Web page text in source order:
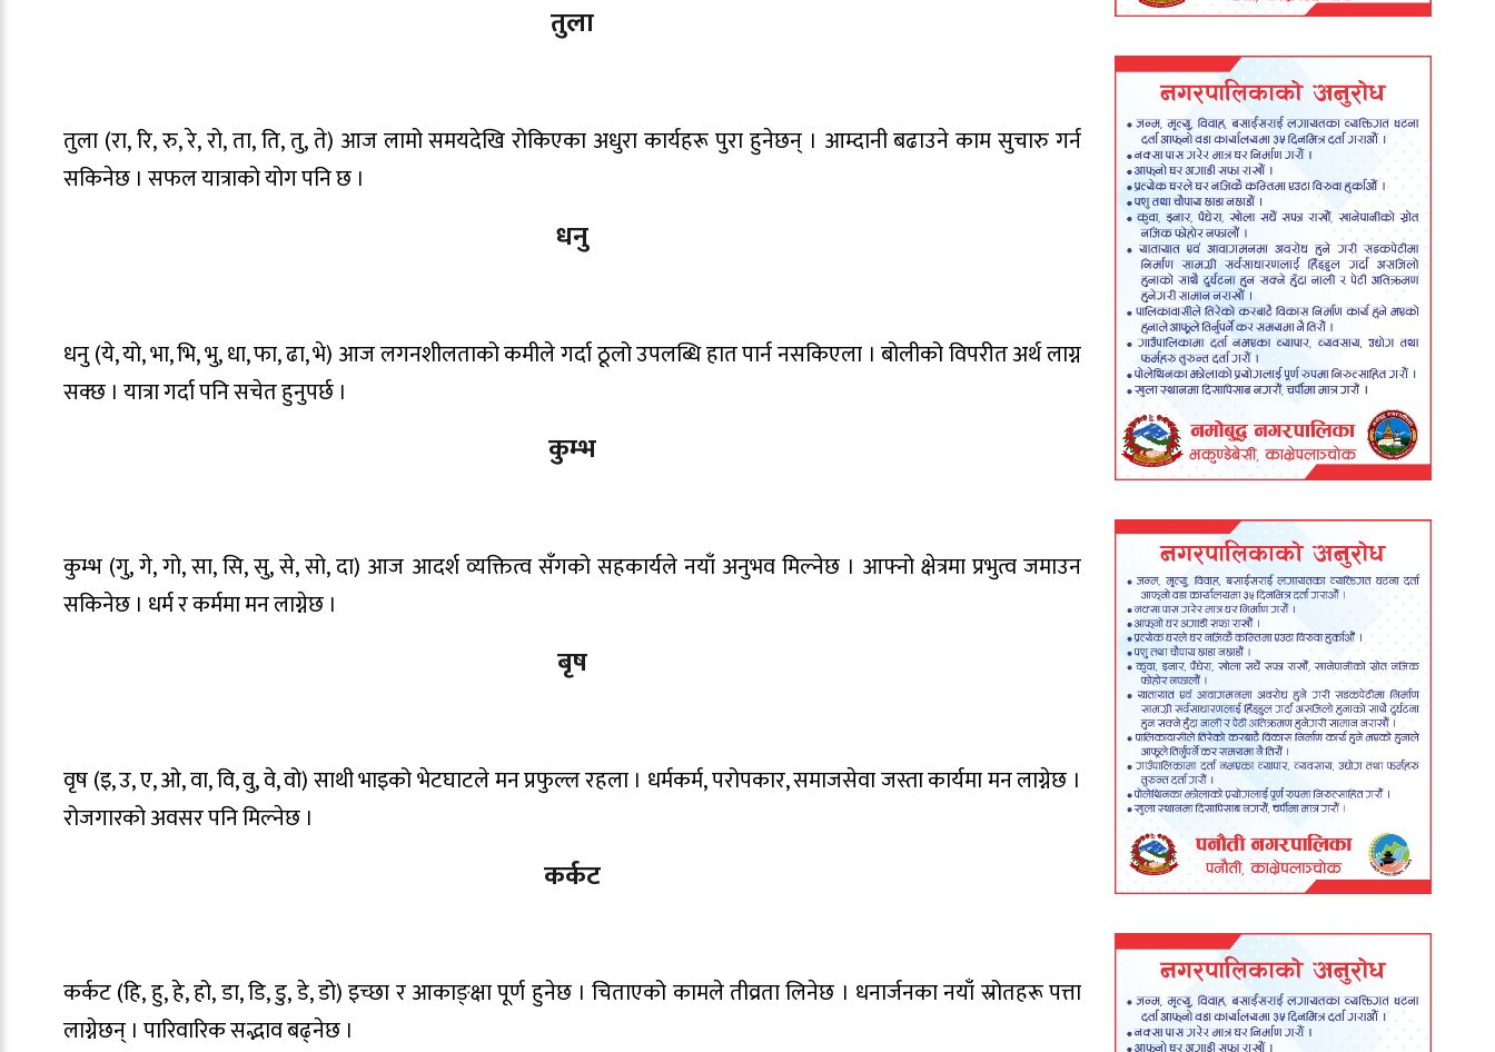
तुला
तुला (रा, रि, रु, रे, रो, ता, ति, तु, ते) आज लामो समयदेखि रोकिएका अधुरा कार्यहरू पुरा हुनेछन् । आम्दानी बढाउने काम सुचारु गर्न
सकिनेछ । सफल यात्राको योग पनि छ ।
धनु
धनु (ये, यो, भा, भि, भु, धा, फा, ढा, भे) आज लगनशीलताको कमीले गर्दा ठूलो उपलब्धि हात पार्न नसकिएला । बोलीको विपरीत अर्थ लाग्न
सक्छ । यात्रा गर्दा पनि सचेत हुनुपर्छ ।
कुम्भ
कुम्भ (गु, गे, गो, सा, सि, सु, से, सो, दा) आज आदर्श व्यक्तित्व सँगको सहकार्यले नयाँ अनुभव मिल्नेछ । आफ्नो क्षेत्रमा प्रभुत्व जमाउन
सकिनेछ । धर्म र कर्ममा मन लाग्नेछ ।
बृष
वृष (इ, उ, ए, ओ, वा, वि, वु, वे, वो) साथी भाइको भेटघाटले मन प्रफुल्ल रहला । धर्मकर्म, परोपकार, समाजसेवा जस्ता कार्यमा मन लाग्नेछ ।
रोजगारको अवसर पनि मिल्नेछ ।
कर्कट
कर्कट (हि, हु, हे, हो, डा, डि, डु, डे, डो) इच्छा र आकाङ्क्षा पूर्ण हुनेछ । चिताएको कामले तीव्रता लिनेछ । धनार्जनका नयाँ स्रोतहरू पत्ता
लाग्नेछन् । पारिवारिक सद्भाव बढ्नेछ ।